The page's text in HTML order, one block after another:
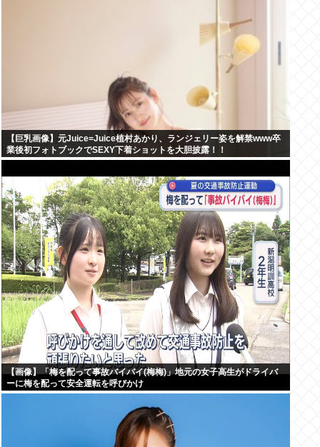
【巨乳画像】元Juice=Juice植村あかり、ランジェリー姿を解禁www卒
業後初フォトブックでSEXY下着ショットを大胆披露！！
【画像】「梅を配って事故バイバイ(梅梅)」地元の女子高生がドライバ
ーに梅を配って安全運転を呼びかけ